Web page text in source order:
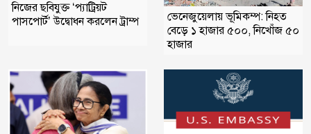
নিজের ছবিযুক্ত ‘প্যাট্রিয়ট
পাসপোর্ট’ উদ্বোধন করলেন ট্রাম্প
ভেনেজুয়েলায় ভূমিকম্প: নিহত
বেড়ে ১ হাজার ৫০০, নিখোঁজ ৫০
হাজার